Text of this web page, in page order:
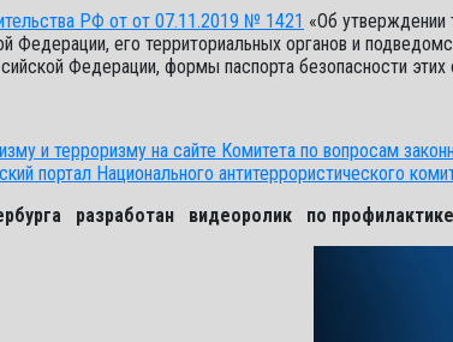
РФ от от 07.11.2019 № 1421 «Об утверждении
Федерации, его территориальных органов и
Федерации, формы паспорта безопасности
и терроризму на сайте Комитета по вопросам
портал Национального антитеррористического
разработан видеоролик по